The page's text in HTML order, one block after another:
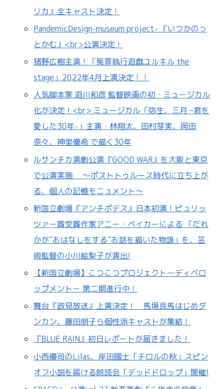
リカ』全キャスト決定！
PandemicDesign-museum project- 『いつかのっ
とかむ』<br>公演決定！
猪野広樹主演！「冤罪執行遊戯ユルキル the
stage」2022年4月上演決定！！
人気脚本家 遊川和彦 監督映画の初・ミュージカル
化が決定！<br> ミュージカル「弥生、三月 –君を
愛した30年-」主演・林翔太、田村芽実、岡田
奈々、神里優希 で描く30年
ルサンチカ演劇公演『GOOD WAR』を大阪と東京
で公演実施 ～ポストトゥルース時代に立ち上が
る、個人の記憶モニュメント～
新国立劇場『アンチポデス』日本初演！ピュリッ
ツァー賞受賞作家アニー・ベイカーによる 「だれ
かが“おはなしをする”お話を描いた物語」を、芸
術監督の小川絵梨子が演出!
【新国立劇場】こつこつプロジェクトーディベロ
ップメントー 第二期進行中！
舞台『政見放送』上演決定！ 馬場良馬はじめダ
ンカン、藤田朋子ら個性派キャストが集結！
『BLUE RAIN』初日レポートが届きました！
小西優司のLilas、岸田國士「チロルの秋」スピン
オフ小説を届ける朗読会「デッドドロップ」開催!